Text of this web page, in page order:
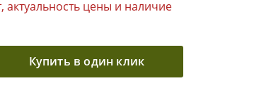
актуальность цены и наличие
Купить в один клик